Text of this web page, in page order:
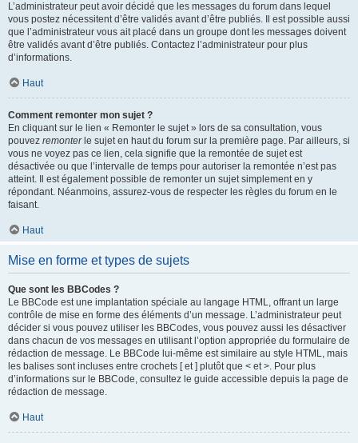
L’administrateur peut avoir décidé que les messages du forum dans lequel
vous postez nécessitent d’être validés avant d’être publiés. Il est possible aussi
que l’administrateur vous ait placé dans un groupe dont les messages doivent
être validés avant d’être publiés. Contactez l’administrateur pour plus
d’informations.
Haut
Comment remonter mon sujet ?
En cliquant sur le lien « Remonter le sujet » lors de sa consultation, vous
pouvez remonterle sujet en haut du forum sur la première page. Par ailleurs, si
vous ne voyez pas ce lien, cela signifie que la remontée de sujet est
désactivée ou que l’intervalle de temps pour autoriser la remontée n’est pas
atteint. Il est également possible de remonter un sujet simplement en y
répondant. Néanmoins, assurez-vous de respecter les règles du forum en le
faisant.
Haut
Mise en forme et types de sujets
Que sont les BBCodes ?
Le BBCode est une implantation spéciale au langage HTML, offrant un large
contrôle de mise en forme des éléments d’un message. L’administrateur peut
décider si vous pouvez utiliser les BBCodes, vous pouvez aussi les désactiver
dans chacun de vos messages en utilisant l’option appropriée du formulaire de
rédaction de message. Le BBCode lui-même est similaire au style HTML, mais
les balises sont incluses entre crochets [ et ] plutôt que < et >. Pour plus
d’informations sur le BBCode, consultez le guide accessible depuis la page de
rédaction de message.
Haut